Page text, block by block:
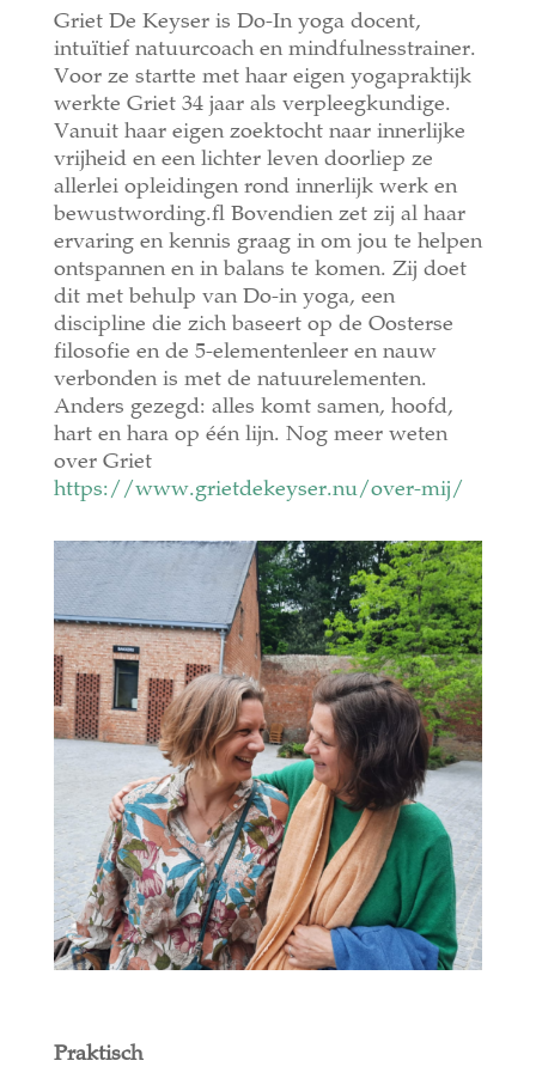
Griet De Keyser is Do-In yoga docent,
intuïtief natuurcoach en mindfulnesstrainer.
Voor ze startte met haar eigen yogapraktijk
werkte Griet 34 jaar als verpleegkundige.
Vanuit haar eigen zoektocht naar innerlijke
vrijheid en een lichter leven doorliep ze
allerlei opleidingen rond innerlijk werk en
bewustwording. Bovendien zet zij al haar
ervaring en kennis graag in om jou te helpen
ontspannen en in balans te komen. Zij doet
dit met behulp van Do-in yoga, een
discipline die zich baseert op de Oosterse
filosofie en de 5-elementenleer en nauw
verbonden is met de natuurelementen.
Anders gezegd: alles komt samen, hoofd,
hart en hara op één lijn. Nog meer weten
over Griet
https://www.grietdekeyser.nu/over-mij/
Praktisch